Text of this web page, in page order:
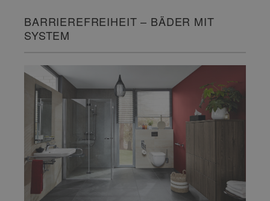
BARRIEREFREIHEIT – BÄDER MIT
SYSTEM